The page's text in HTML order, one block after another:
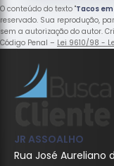
O conteúdo do texto "Tacos
reservado. Sua reprodução,
sem a autorização do autor.
Código Penal – Lei 9610/98 -
JR ASSOALHO
Rua José Aureliano